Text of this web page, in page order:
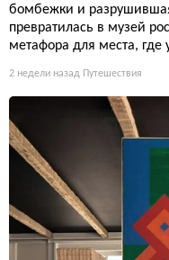
бомбежки и
превратилась в музей
метафора для места,
2 недели назад Путешествия